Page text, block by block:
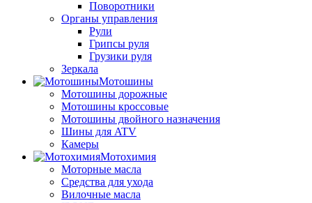
Поворотники
Органы управления
Рули
Грипсы руля
Грузики руля
Зеркала
Мотошины
Мотошины дорожные
Мотошины кроссовые
Мотошины двойного назначения
Шины для ATV
Камеры
Мотохимия
Моторные масла
Средства для ухода
Вилочные масла